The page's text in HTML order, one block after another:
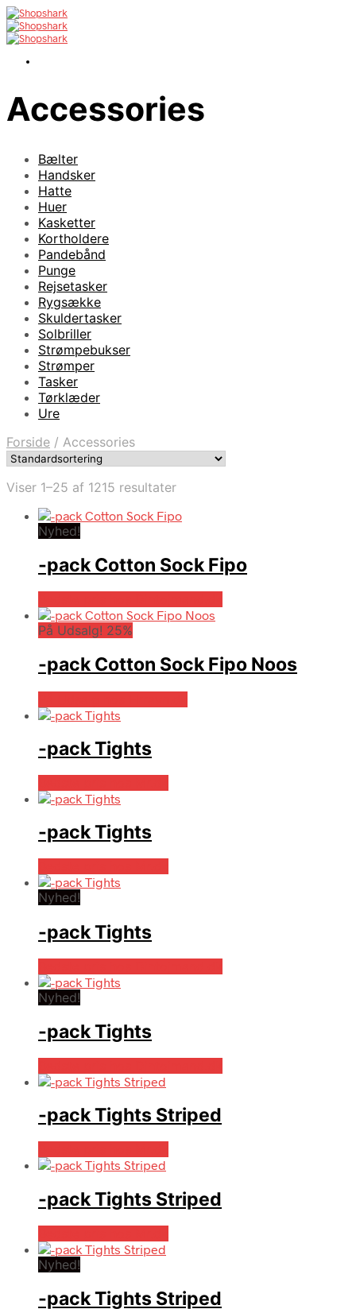
Accessories
Bælter
Handsker
Hatte
Huer
Kasketter
Kortholdere
Pandebånd
Punge
Rejsetasker
Rygsække
Skuldertasker
Solbriller
Strømpebukser
Strømper
Tasker
Tørklæder
Ure
Forside / Accessories
Viser 1–25 af 1215 resultater
Nyhed!
-pack Cotton Sock Fipo
På Udsalg! 25%
-pack Cotton Sock Fipo Noos
-pack Tights
-pack Tights
Nyhed!
-pack Tights
Nyhed!
-pack Tights
-pack Tights Striped
-pack Tights Striped
Nyhed!
-pack Tights Striped